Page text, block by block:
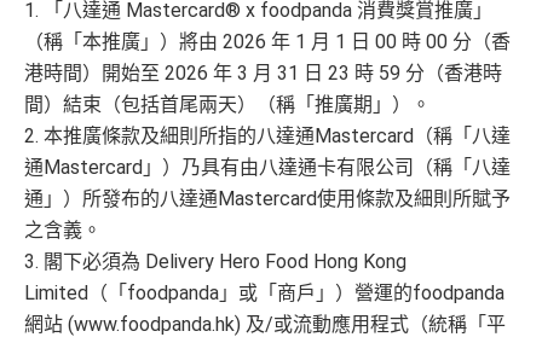
1. 「八達通 Mastercard® x foodpanda 消費獎賞推廣」
（稱「本推廣」）將由 2026 年 1 月 1 日 00 時 00 分（香
港時間）開始至 2026 年 3 月 31 日 23 時 59 分（香港時
間）結束（包括首尾兩天）（稱「推廣期」）。
2. 本推廣條款及細則所指的八達通Mastercard（稱「八達
通Mastercard」）乃具有由八達通卡有限公司（稱「八達
通」）所發布的八達通Mastercard使用條款及細則所賦予
之含義。
3. 閣下必須為 Delivery Hero Food Hong Kong
Limited（「foodpanda」或「商戶」）營運的foodpanda
網站 (www.foodpanda.hk) 及/或流動應用程式（統稱「平